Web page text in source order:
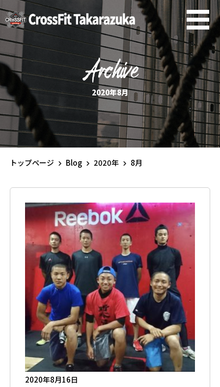
Archive
2020年8月
トップページ Blog 2020年 8月
2020年8月16日